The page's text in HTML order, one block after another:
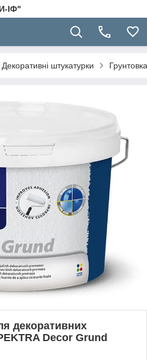
ІФ"
Декоративні штукатурки
декоративних
Decor Grund